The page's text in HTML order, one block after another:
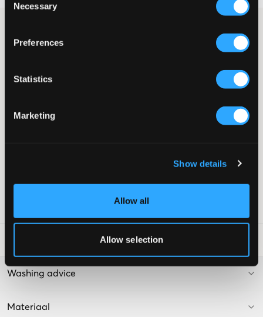
Selection
Necessary
Preferences
Statistics
Marketing
Show details
Allow all
Allow selection
gulp bestaat uit een knoop en ritssluiting. De taille is verstelbaar
zodat de jeans zo goed en comfortabel mogelijk zit. De pijpen
voorzakken hebben kleppen met knopen, wat de jeans een mooi
Gulp bestaande uit knoop en ritssluiting
Kleur: Mid Grey (8511)
Washing advice
Materiaal